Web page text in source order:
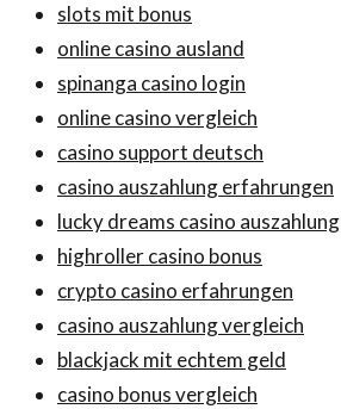
slots mit bonus
online casino ausland
spinanga casino login
online casino vergleich
casino support deutsch
casino auszahlung erfahrungen
lucky dreams casino auszahlung
highroller casino bonus
crypto casino erfahrungen
casino auszahlung vergleich
blackjack mit echtem geld
casino bonus vergleich